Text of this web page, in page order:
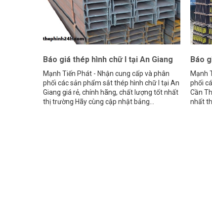
Báo giá thép hình chữ I tại An Giang
Mạnh Tiến Phát - Nhận cung cấp và phân
phối các sản phẩm sắt thép hình chữ I tại An
Giang giá rẻ, chính hãng, chất lượng tốt nhất
thị trường Hãy cùng cập nhật bảng...
Báo
Mạnh
phối
Cần
nhất